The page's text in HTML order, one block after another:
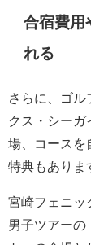
合宿費用
れる
さらに、ゴル
クス・シーガ
場、コースを
特典もありま
宮崎フェニッ
男子ツアーの